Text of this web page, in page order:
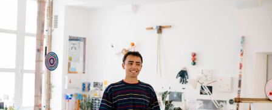
PROGRAMMATION
MAGAZINE
ESPACES DE PRATIQUE ARTISTIQUE ↓